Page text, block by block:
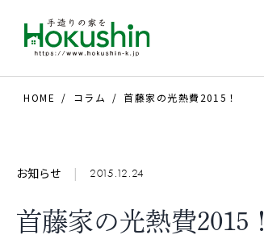
HOME コラム 首藤家の光熱費2015！
お知らせ | 2015.12.24
首藤家の光熱費2015！